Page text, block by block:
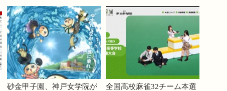
砂金甲子園、神戸女学院が
全国高校麻雀32チーム本選